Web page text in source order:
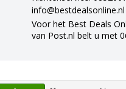
info@bestdealsonline.nl
Voor het Best Deals
van Post.nl belt u met